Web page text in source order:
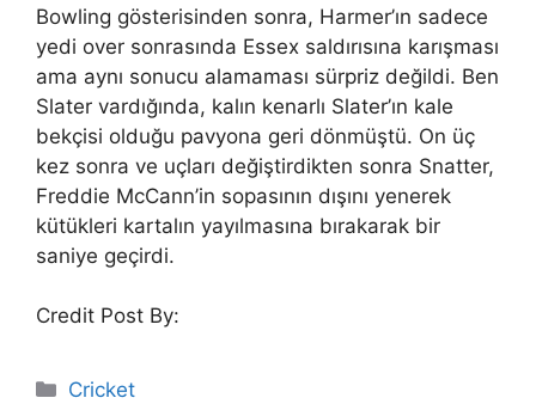
Bowling gösterisinden sonra, Harmer’ın sadece
yedi over sonrasında Essex saldırısına karışması
ama aynı sonucu alamaması sürpriz değildi. Ben
Slater vardığında, kalın kenarlı Slater’ın kale
bekçisi olduğu pavyona geri dönmüştü. On üç
kez sonra ve uçları değiştirdikten sonra Snatter,
Freddie McCann’in sopasının dışını yenerek
kütükleri kartalın yayılmasına bırakarak bir
saniye geçirdi.
Credit Post By:
Categories
Cricket